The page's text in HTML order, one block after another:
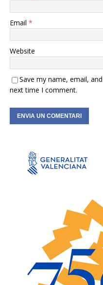
Email *
Website
Save my name, email,
next time I comment.